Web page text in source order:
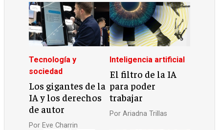
Tecnología y
sociedad
Los gigantes de la
IA y los derechos
de autor
Por Eve Charrin
Inteligencia artificial
El filtro de la IA
para poder
trabajar
Por Ariadna Trillas